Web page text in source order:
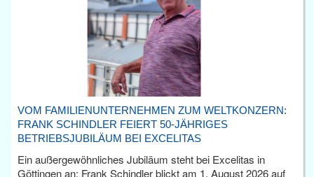
VOM FAMILIENUNTERNEHMEN ZUM WELTKONZERN:
FRANK SCHINDLER FEIERT 50-JÄHRIGES
BETRIEBSJUBILÄUM BEI EXCELITAS
Ein außergewöhnliches Jubiläum steht bei Excelitas in
Göttingen an: Frank Schindler blickt am 1. August 2026 auf